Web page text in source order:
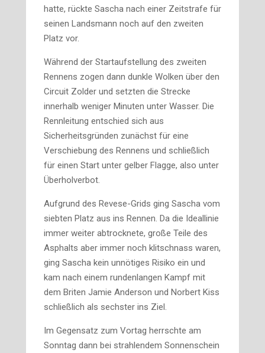
hatte, rückte Sascha nach einer Zeitstrafe für
seinen Landsmann noch auf den zweiten
Platz vor.
Während der Startaufstellung des zweiten
Rennens zogen dann dunkle Wolken über den
Circuit Zolder und setzten die Strecke
innerhalb weniger Minuten unter Wasser. Die
Rennleitung entschied sich aus
Sicherheitsgründen zunächst für eine
Verschiebung des Rennens und schließlich
für einen Start unter gelber Flagge, also unter
Überholverbot.
Aufgrund des Revese-Grids ging Sascha vom
siebten Platz aus ins Rennen. Da die Ideallinie
immer weiter abtrocknete, große Teile des
Asphalts aber immer noch klitschnass waren,
ging Sascha kein unnötiges Risiko ein und
kam nach einem rundenlangen Kampf mit
dem Briten Jamie Anderson und Norbert Kiss
schließlich als sechster ins Ziel.
Im Gegensatz zum Vortag herrschte am
Sonntag dann bei strahlendem Sonnenschein